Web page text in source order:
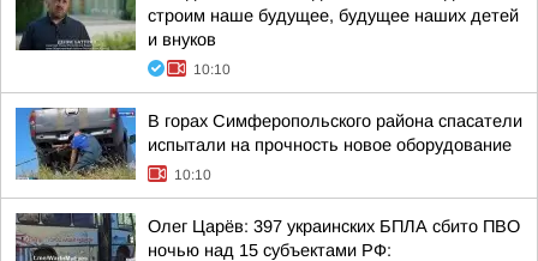
строим наше будущее, будущее наших детей
и внуков
10:10
В горах Симферопольского района спасатели
испытали на прочность новое оборудование
10:10
Олег Царёв: 397 украинских БПЛА сбито ПВО
ночью над 15 субъектами РФ: